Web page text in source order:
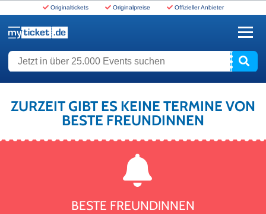
Originaltickets Originalpreise Offizieller Anbieter
Jetzt in über 25.000 Events suchen
ZURZEIT GIBT ES KEINE TERMINE VON
BESTE FREUNDINNEN
BESTE FREUNDINNEN